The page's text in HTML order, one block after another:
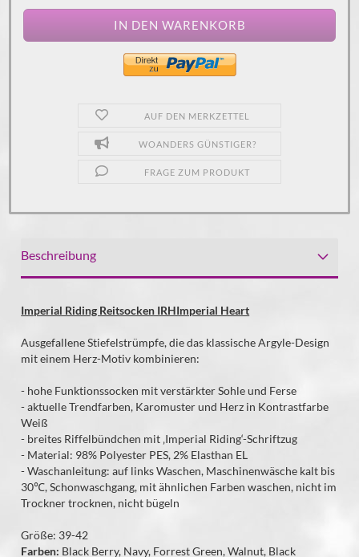
AUF DEN MERKZETTEL
WOANDERS GÜNSTIGER?
FRAGE ZUM PRODUKT
Beschreibung
Imperial Riding Reitsocken IRHImperial Heart
Ausgefallene Stiefelstrümpfe, die das klassische Argyle-Design
mit einem Herz-Motiv kombinieren:
- hohe Funktionssocken mit verstärkter Sohle und Ferse
- aktuelle Trendfarben, Karomuster und Herz in Kontrastfarbe
Weiß
- breites Riffelbündchen mit ‚Imperial Riding‘-Schriftzug
- Material: 98% Polyester PES, 2% Elasthan EL
- Waschanleitung: auf links Waschen, Maschinenwäsche kalt bis
30℃, Schonwaschgang, mit ähnlichen Farben waschen, nicht im
Trockner trocknen, nicht bügeln
Größe: 39-42
Farben: Black Berry, Navy, Forrest Green, Walnut, Black